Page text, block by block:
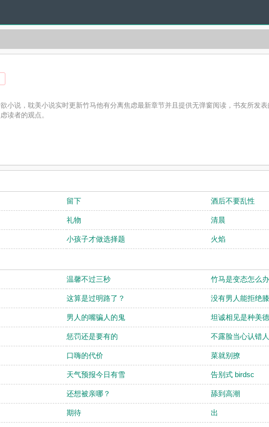
小说，耽美小说实时更新竹马他有分离焦虑最新章节并且提供无弹窗阅读，书友所发表
读者的观点。
留下 酒后不要乱性
礼物 清晨
小孩子才做选择题 火焰
温馨不过三秒 竹马是变态怎么办
这算是过明路了？ 没有男人能拒绝
男人的嘴骗人的鬼 坦诚相见是种美德
惩罚还是要有的 不露脸当心认错人
口嗨的代价 菜就别撩
天气预报今日有雪 告别式 birdsc
还想被亲哪？ 舔到高潮
期待 出